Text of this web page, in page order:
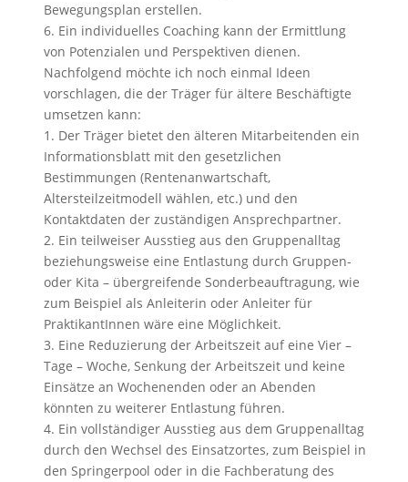
Bewegungsplan erstellen.
6. Ein individuelles Coaching kann der Ermittlung
von Potenzialen und Perspektiven dienen.
Nachfolgend möchte ich noch einmal Ideen
vorschlagen, die der Träger für ältere Beschäftigte
umsetzen kann:
1. Der Träger bietet den älteren Mitarbeitenden ein
Informationsblatt mit den gesetzlichen
Bestimmungen (Rentenanwartschaft,
Altersteilzeitmodell wählen, etc.) und den
Kontaktdaten der zuständigen Ansprechpartner.
2. Ein teilweiser Ausstieg aus den Gruppenalltag
beziehungsweise eine Entlastung durch Gruppen-
oder Kita – übergreifende Sonderbeauftragung, wie
zum Beispiel als Anleiterin oder Anleiter für
PraktikantInnen wäre eine Möglichkeit.
3. Eine Reduzierung der Arbeitszeit auf eine Vier –
Tage – Woche, Senkung der Arbeitszeit und keine
Einsätze an Wochenenden oder an Abenden
könnten zu weiterer Entlastung führen.
4. Ein vollständiger Ausstieg aus dem Gruppenalltag
durch den Wechsel des Einsatzortes, zum Beispiel in
den Springerpool oder in die Fachberatung des